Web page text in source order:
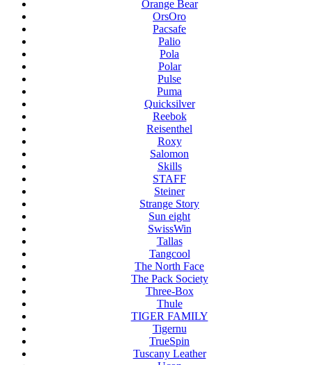
Orange Bear
OrsOro
Pacsafe
Palio
Pola
Polar
Pulse
Puma
Quicksilver
Reebok
Reisenthel
Roxy
Salomon
Skills
STAFF
Steiner
Strange Story
Sun eight
SwissWin
Tallas
Tangcool
The North Face
The Pack Society
Three-Box
Thule
TIGER FAMILY
Tigernu
TrueSpin
Tuscany Leather